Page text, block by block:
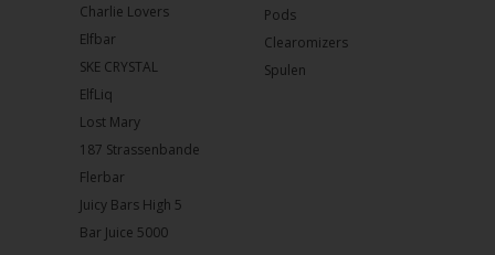
Pods
Clearomizers
Spulen
Charlie Lovers
Elfbar
SKE CRYSTAL
ElfLiq
Lost Mary
187 Strassenbande
Flerbar
Juicy Bars High 5
Bar Juice 5000